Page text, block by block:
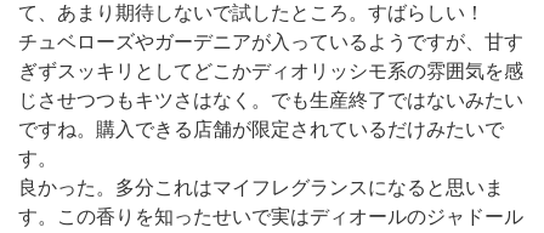
て、あまり期待しないで試したところ。すばらしい！
チュベローズやガーデニアが入っているようですが、甘す
ぎずスッキリとしてどこかディオリッシモ系の雰囲気を感
じさせつつもキツさはなく。でも生産終了ではないみたい
ですね。購入できる店舗が限定されているだけみたいで
す。
良かった。多分これはマイフレグランスになると思いま
す。この香りを知ったせいで実はディオールのジャドール